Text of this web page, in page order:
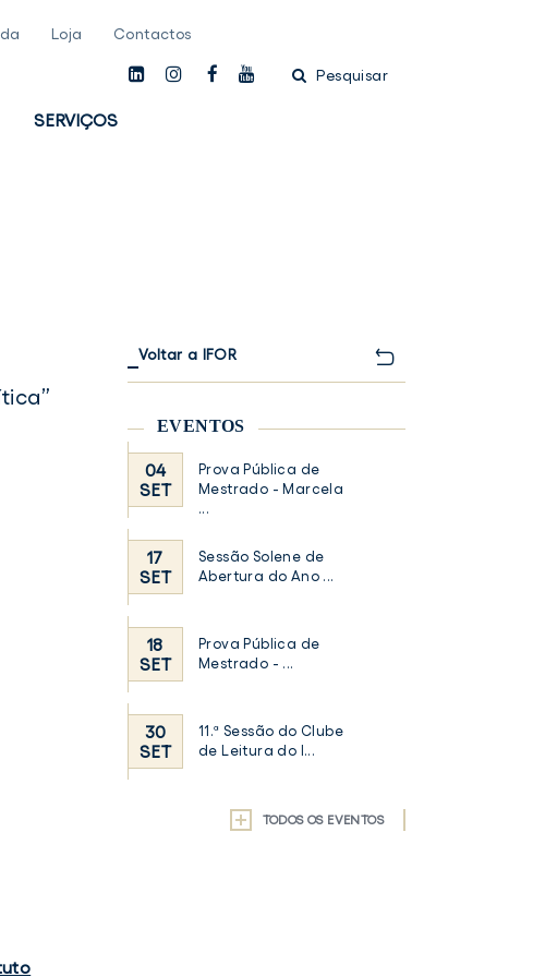
Loja Contactos
linkedininstagamfacebook
youtubePesquisar
SERVIÇOS
Voltar a IFOR
EVENTOS
04
SET
Prova Pública de
Mestrado - Marcela
...
17
SET
Sessão Solene de
Abertura do Ano ...
18
SET
Prova Pública de
Mestrado - ...
30
SET
11.ª Sessão do Clube
de Leitura do I...
TODOS OS EVENTOS